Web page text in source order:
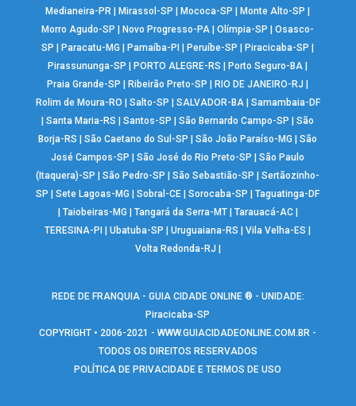
Medianeira-PR
Mirassol-SP Mococa-SP Monte Alto-SP
Morro Agudo-SP
Novo Progresso-PA |Olímpia-SP |Osasco-
SP
Paracatu-MG Parnaíba-PI Peruíbe-SP Piracicaba-SP
Pirassununga-SP
PORTO ALEGRE-RS Porto Seguro-BA
Praia Grande-SP
Ribeirão Preto-SP RIO DE JANEIRO-RJ
Rolim de Moura-RO
Salto-SP SALVADOR-BA| Samambaia-DF
|Santa Maria-RS |Santos-SP |São Bernardo Campo-SP |São
Borja-RS
|São Caetano do Sul-SP |São João Paraíso-MG |São
José Campos-SP
|São José do Rio Preto-SP |São Paulo
(Itaquera)-SP
|São Pedro-SP |São Sebastião-SP |Sertãozinho-
SP
|Sete Lagoas-MG |Sobral-CE |Sorocaba-SP |Taguatinga-DF
Taiobeiras-MG Tangará da Serra-MT| Tarauacá-AC|
TERESINA-PI
|Ubatuba-SP |Uruguaiana-RS |Vila Velha-ES
Volta Redonda-RJ
REDE DE FRANQUIA - GUIA CIDADE ONLINE ® - UNIDADE:
Piracicaba-SP
COPYRIGHT • 2006-2021 -WWW.GUIACIDADEONLINE.COM.BR -
TODOS OS DIREITOS RESERVADOS
POLÍTICA DE PRIVACIDADE E TERMOS DE USO